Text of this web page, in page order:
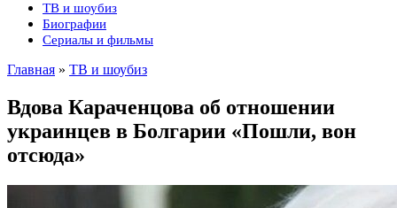
ТВ и шоубиз
Биографии
Сериалы и фильмы
Главная » ТВ и шоубиз
Вдова Караченцова об отношении
украинцев в Болгарии «Пошли, вон
отсюда»